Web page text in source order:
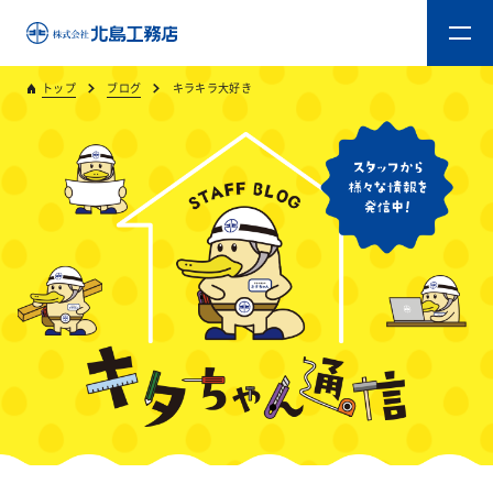
トップ ブログ キラキラ大好き
トップ
キタジマのものづくり
重量木骨造SE構法
新築工事
リフォーム